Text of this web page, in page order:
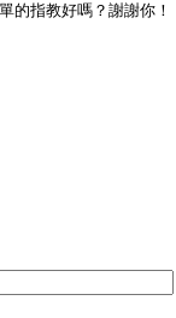
的指教好嗎？謝謝你！